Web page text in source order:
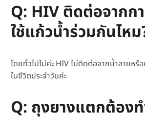
Q: HIV ติดต่อจากก
ใช้แก้วน้ำร่วมกันไหม
โดยทั่วไปไม่ค่ะ HIV ไม่ติดต่อจากน้ำลายหรื
ในชีวิตประจำวันค่ะ
Q: ถุงยางแตกต้องท